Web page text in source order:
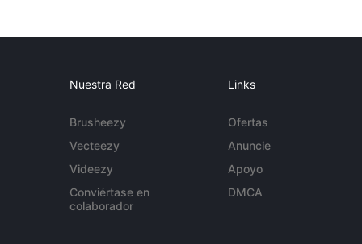
Nuestra Red
Brusheezy
Vecteezy
Videezy
Conviértase en
colaborador
Links
Ofertas
Anuncie
Apoyo
DMCA